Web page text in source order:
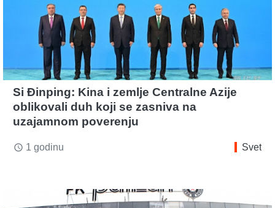
Si Đinping: Kina i zemlje Centralne Azije
oblikovali duh koji se zasniva na
uzajamnom poverenju
access_time 1 godinu Svet